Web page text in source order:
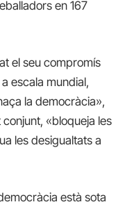
en 167
el seu compromís
escala mundial,
la democràcia»,
«bloqueja les
les desigualtats a
està sota